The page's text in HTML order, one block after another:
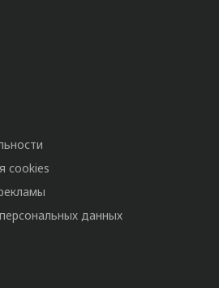
cookies
данных